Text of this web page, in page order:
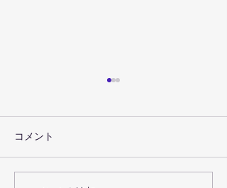
コメント